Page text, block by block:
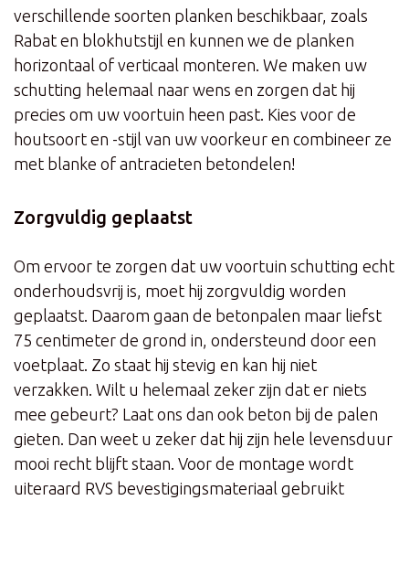
verschillende soorten planken beschikbaar, zoals
Rabat en blokhutstijl en kunnen we de planken
horizontaal of verticaal monteren. We maken uw
schutting helemaal naar wens en zorgen dat hij
precies om uw voortuin heen past. Kies voor de
houtsoort en -stijl van uw voorkeur en combineer ze
met blanke of antracieten betondelen!
Zorgvuldig geplaatst
Om ervoor te zorgen dat uw voortuin schutting echt
onderhoudsvrij is, moet hij zorgvuldig worden
geplaatst. Daarom gaan de betonpalen maar liefst
75 centimeter de grond in, ondersteund door een
voetplaat. Zo staat hij stevig en kan hij niet
verzakken. Wilt u helemaal zeker zijn dat er niets
mee gebeurt? Laat ons dan ook beton bij de palen
gieten. Dan weet u zeker dat hij zijn hele levensduur
mooi recht blijft staan. Voor de montage wordt
uiteraard RVS bevestigingsmateriaal gebruikt